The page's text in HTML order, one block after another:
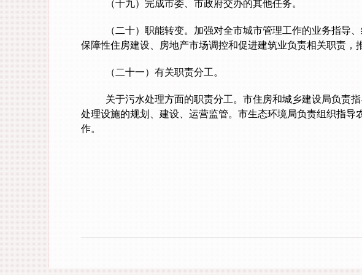
（十九）完成市委、市政府交办的其他任务。
（二十）职能转变。加强对全市城市管理工作的业务指导
保障性住房建设、房地产市场调控和促进建筑业负责相关职责，
（二十一）有关职责分工。
关于污水处理方面的职责分工。市住房和城乡建设局负责
处理设施的规划、建设、运营监管。市生态环境局负责组织指导
作。